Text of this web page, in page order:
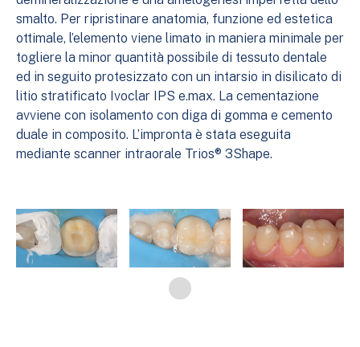
smalto. Per ripristinare anatomia, funzione ed estetica
ottimale, l’elemento viene limato in maniera minimale per
togliere la minor quantità possibile di tessuto dentale
ed in seguito protesizzato con un intarsio in disilicato di
litio stratificato Ivoclar IPS e.max. La cementazione
avviene con isolamento con diga di gomma e cemento
duale in composito. L’impronta è stata eseguita
mediante scanner intraorale Trios® 3Shape.